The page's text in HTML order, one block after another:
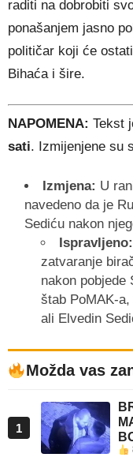
raditi na dobrobiti
ponašanjem jasno
političar koji će
Bihaća i šire.
NAPOMENA: Tekst
sati. Izmijenjene su
Izmjena: U
navedeno da je
Sediću nakon
Ispravljeno:
zatvaranje
nakon pobjede
štab PoMAK-
ali Elvedin
Možda vas
1